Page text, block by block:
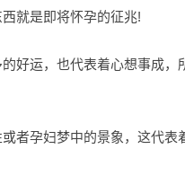
就是即将怀孕的征兆!
好运，也代表着心想事成
者孕妇梦中的景象，这代